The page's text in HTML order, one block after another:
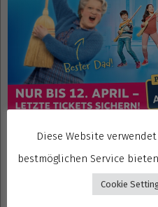
Gewinnspiele kostenlos
Diese Website
bestmöglichen Service
Cookie